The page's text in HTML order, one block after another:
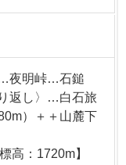
夜明峠…石鎚
返し〉…白石旅
）＋＋山麓下
高：1720m】